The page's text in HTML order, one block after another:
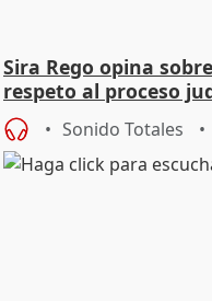
Sira Rego opina
respeto al proceso
Sonido Totales